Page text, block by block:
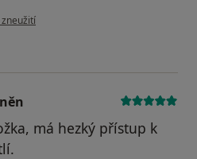
uživatele Pacient
má hezký přístup k